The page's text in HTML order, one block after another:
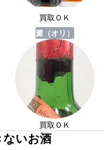
買取ＯＫ
澱（オリ）
買取ＯＫ
ないお酒